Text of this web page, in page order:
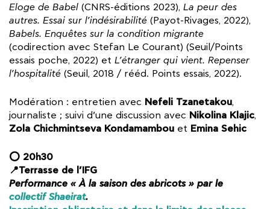
Eloge de Babel (CNRS-éditions 2023), La peur des
autres. Essai sur l’indésirabilité (Payot-Rivages, 2022),
Babels. Enquêtes sur la condition migrante
(codirection avec Stefan Le Courant) (Seuil/Points
essais poche, 2022) et L’étranger qui vient. Repenser
l’hospitalité (Seuil, 2018 / rééd. Points essais, 2022).
Modération : entretien avec Nefeli Tzanetakou,
journaliste ; suivi d’une discussion avec Nikolina Klajic,
Zola Chichmintseva Kondamambou et Emina Sehic
⭕ 20h30
📍Terrasse de l’IFG
Performance « À la saison des abricots » par le
collectif Shaeirat.